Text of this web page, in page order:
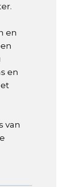
en
en
van